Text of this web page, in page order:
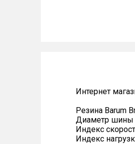
Интернет
Резина Barum
Диаметр шины
Индекс
Индекс